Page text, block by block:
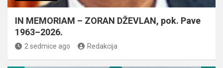
IN MEMORIAM – ZORAN DŽEVLAN, pok. Pave
1963–2026.
2 sedmice ago Redakcija